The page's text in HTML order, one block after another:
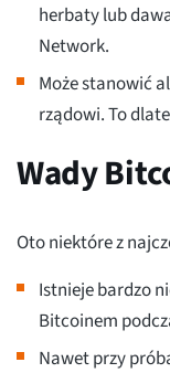
herbaty lub
Network.
Może stanowić
rządowi. To
Wady
Oto niektóre z
Istnieje bardzo
Bitcoinem
Nawet przy